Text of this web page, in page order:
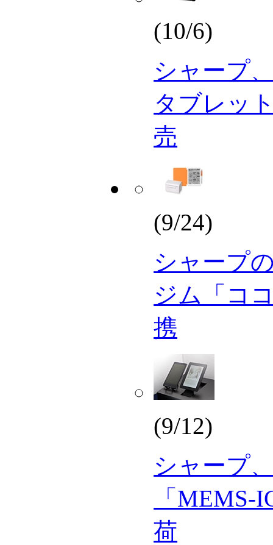
(10/6)
シャープ
タブレッ
売
(9/24)
シャープ
ジム「コ
携
(9/12)
シャープ
「MEMS-
荷